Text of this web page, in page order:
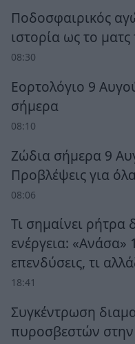
Ποδοσφαιρικός
ιστορία ως το
08:30
Εορτολόγιο 9
σήμερα
08:10
Ζώδια σήμερα 9
Προβλέψεις για
08:06
Τι σημαίνει ρήτρα
ενέργεια: «Ανάσα»
επενδύσεις, τι
18:41
Συγκέντρωση
πυροσβεστών στην